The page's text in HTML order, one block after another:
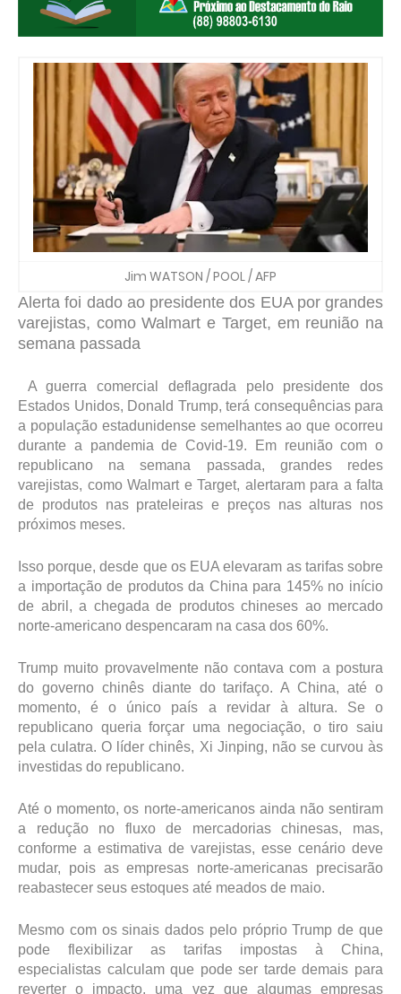
Jim WATSON / POOL / AFP
Alerta foi dado ao presidente dos EUA por grandes
varejistas, como Walmart e Target, em reunião na
semana passada
A guerra comercial deflagrada pelo presidente dos
Estados Unidos, Donald Trump, terá consequências para
a população estadunidense semelhantes ao que ocorreu
durante a pandemia de Covid-19. Em reunião com o
republicano na semana passada, grandes redes
varejistas, como Walmart e Target, alertaram para a falta
de produtos nas prateleiras e preços nas alturas nos
próximos meses.
Isso porque, desde que os EUA elevaram as tarifas sobre
a importação de produtos da China para 145% no início
de abril, a chegada de produtos chineses ao mercado
norte-americano despencaram na casa dos 60%.
Trump muito provavelmente não contava com a postura
do governo chinês diante do tarifaço. A China, até o
momento, é o único país a revidar à altura. Se o
republicano queria forçar uma negociação, o tiro saiu
pela culatra. O líder chinês, Xi Jinping, não se curvou às
investidas do republicano.
Até o momento, os norte-americanos ainda não sentiram
a redução no fluxo de mercadorias chinesas, mas,
conforme a estimativa de varejistas, esse cenário deve
mudar, pois as empresas norte-americanas precisarão
reabastecer seus estoques até meados de maio.
Mesmo com os sinais dados pelo próprio Trump de que
pode flexibilizar as tarifas impostas à China,
especialistas calculam que pode ser tarde demais para
reverter o impacto, uma vez que algumas empresas